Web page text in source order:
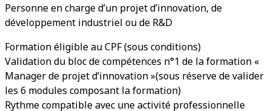
Personne en charge d’un projet d’innovation, de
développement industriel ou de R&D
Formation éligible au CPF (sous conditions)
Validation du bloc de compétences n°1 de la formation «
Manager de projet d’innovation »(sous réserve de valider
les 6 modules composant la formation)
Rythme compatible avec une activité professionnelle